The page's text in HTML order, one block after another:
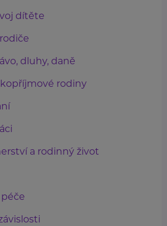
dítěte
dluhy, daně
rodiny
a rodinný život